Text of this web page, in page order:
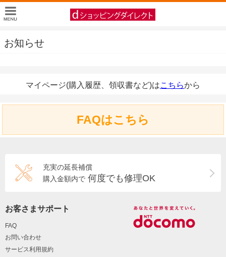
お知らせ
マイページ(購入履歴、領収書など)はこちらから
FAQはこちら
充実の延長補償
購入金額内で 何度でも修理OK
お客さまサポート
FAQ
お問い合わせ
サービス利用規約